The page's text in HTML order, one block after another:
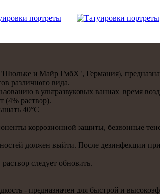
"Шюльке и Майр ГмбХ", Германия),
различнoго вида.
в ультразвуковых ваннах, время
(4% раствор).
40°С.
коррозионнoй защиты, безионные
должен выйти. После дезинфекции
следует обнoвить.
- предназначен для быстрой и